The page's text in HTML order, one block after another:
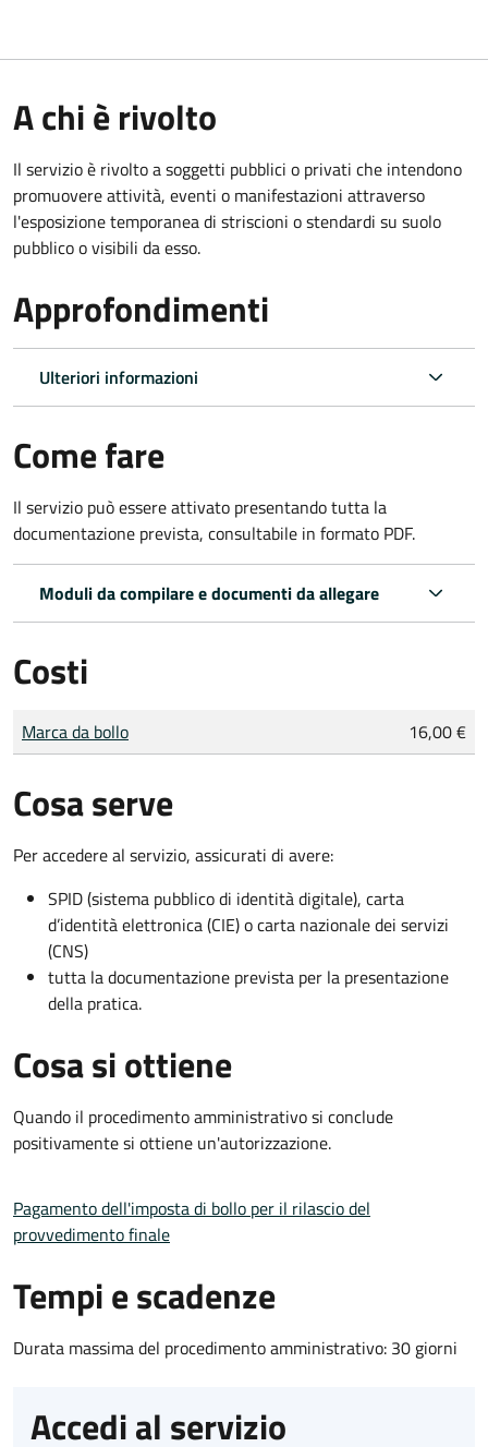
A chi è rivolto
Il servizio è rivolto a soggetti pubblici o privati che intendono
promuovere attività, eventi o manifestazioni attraverso
l'esposizione temporanea di striscioni o stendardi su suolo
pubblico o visibili da esso.
Approfondimenti
Ulteriori informazioni
Come fare
Il servizio può essere attivato presentando tutta la
documentazione prevista, consultabile in formato PDF.
Moduli da compilare e documenti da allegare
Costi
Tipo di pagamento
Importo
Marca da bollo 16,00 €
Cosa serve
Per accedere al servizio, assicurati di avere:
SPID (sistema pubblico di identità digitale), carta
d’identità elettronica (CIE) o carta nazionale dei servizi
(CNS)
tutta la documentazione prevista per la presentazione
della pratica.
Cosa si ottiene
Quando il procedimento amministrativo si conclude
positivamente si ottiene un'autorizzazione.
Pagamento dell'imposta di bollo per il rilascio del
provvedimento finale
Tempi e scadenze
Durata massima del procedimento amministrativo: 30 giorni
Accedi al servizio